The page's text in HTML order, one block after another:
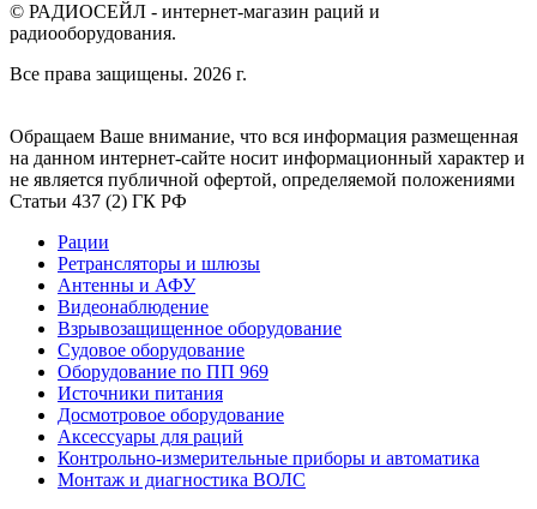
© РАДИОСЕЙЛ - интернет-магазин раций и
радиооборудования.
Все права защищены. 2026 г.
Обращаем Ваше внимание, что вся информация размещенная
на данном интернет-сайте носит информационный характер и
не является публичной офертой, определяемой положениями
Статьи 437 (2) ГК РФ
Рации
Ретрансляторы и шлюзы
Антенны и АФУ
Видеонаблюдение
Взрывозащищенное оборудование
Судовое оборудование
Оборудование по ПП 969
Источники питания
Досмотровое оборудование
Аксессуары для раций
Контрольно-измерительные приборы и автоматика
Монтаж и диагностика ВОЛС